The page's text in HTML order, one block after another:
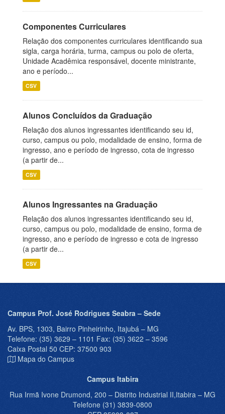
Componentes Curriculares
Relação dos componentes curriculares identificando sua
sigla, carga horária, turma, campus ou polo de oferta,
Unidade Acadêmica responsável, docente ministrante,
ano e período...
CSV
Alunos Concluídos da Graduação
Relação dos alunos ingressantes identificando seu id,
curso, campus ou polo, modalidade de ensino, forma de
ingresso, ano e período de ingresso, cota de ingresso
(a partir de...
CSV
Alunos Ingressantes na Graduação
Relação dos alunos ingressantes identificando seu id,
curso, campus ou polo, modalidade de ensino, forma de
ingresso, ano e período de ingresso e cota de ingresso
(a partir de...
CSV
Campus Prof. José Rodrigues Seabra – Sede
Av. BPS, 1303, Bairro Pinheirinho, Itajubá – MG
Telefone: (35) 3629 – 1101 Fax: (35) 3622 – 3596
Caixa Postal 50 CEP: 37500 903
Mapa do Campus
Campus Itabira
Rua Irmã Ivone Drumond, 200 – Distrito Industrial II,Itabira – MG
Telefone (31) 3839-0800